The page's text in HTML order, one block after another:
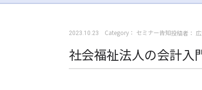
2023.10.23 Category： セミナー告知投稿者：
社会福祉法人の会計入